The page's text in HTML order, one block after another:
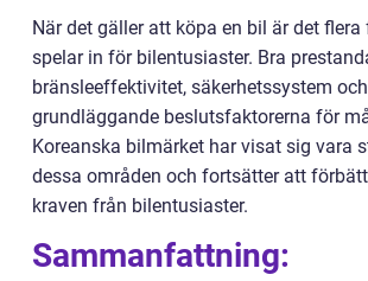
När det gäller att köpa en bil är det
spelar in för bilentusiaster. Bra
bränsleeffektivitet, säkerhetssystem
grundläggande beslutsfaktorerna för
Koreanska bilmärket har visat sig vara
dessa områden och fortsätter att
kraven från bilentusiaster.
Sammanfattning: